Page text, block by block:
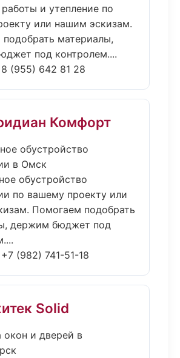
и утепление по
или нашим эскизам.
материалы,
под контролем....
8 (955) 642 81 28
Комфорт
обустройство
в Омск
обустройство
по вашему проекту или
Помогаем подобрать
держим бюджет под
+7 (982) 741-51-18
Solid
окон и дверей в